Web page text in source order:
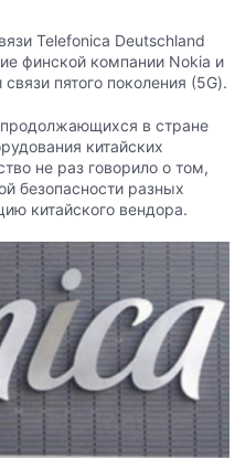
Telefonica Deutschland
финской компании Nokia и
пятого поколения (5G).
продолжающихся в стране
китайских
не раз говорило о том,
безопасности разных
китайского вендора.